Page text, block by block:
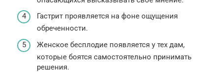
Гастрит проявляется на фоне ощущения
обреченности.
Женское бесплодие появляется у тех дам,
которые боятся самостоятельно принимать
решения.